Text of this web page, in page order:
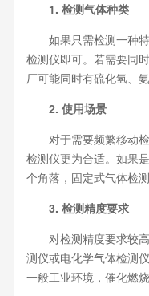
1. 检测气体种类
如果只需检测一种特
检测仪即可。若需要同
厂可能同时有硫化氢、
2. 使用场景
对于需要频繁移动检
检测仪更为合适。如果
个角落，固定式气体检
3. 检测精度要求
对检测精度要求较高
测仪或电化学气体检测
一般工业环境，催化燃